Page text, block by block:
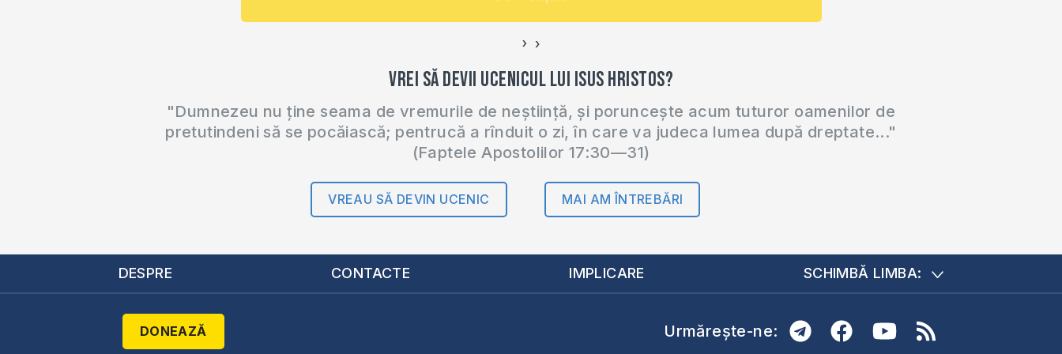
‹ ›
Vrei să devii ucenicul lui Isus Hristos?
"Dumnezeu nu ține seama de vremurile de neștiință, și poruncește acum tuturor oamenilor de
pretutindeni să se pocăiască; pentrucă a rînduit o zi, în care va judeca lumea după dreptate..."
(Faptele Apostolilor 17:30—31)
VREAU SĂ DEVIN UCENIC MAI AM ÎNTREBĂRI
DESPRE CONTACTE IMPLICARE SCHIMBĂ LIMBA:
DONEAZĂ Urmărește-ne: